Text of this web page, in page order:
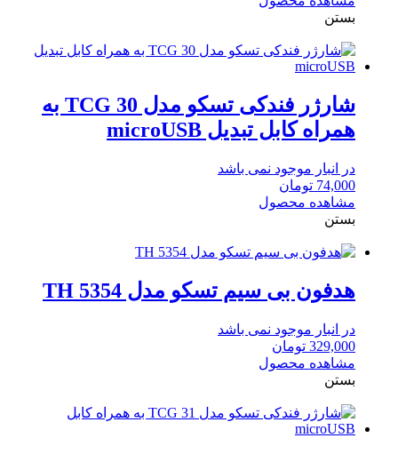
بستن
شارژر فندکی تسکو مدل TCG 30 به
همراه کابل تبدیل microUSB
در انبار موجود نمی باشد
74,000 تومان
مشاهده محصول
بستن
هدفون بی سیم تسکو مدل TH 5354
در انبار موجود نمی باشد
329,000 تومان
مشاهده محصول
بستن